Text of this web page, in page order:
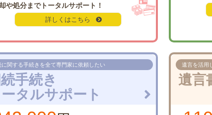
や処分までトータルサポート！
詳しくはこちら
に関する手続きを全て専門家に依頼したい
手続き
ータルサポート
遺言を活用
遺言